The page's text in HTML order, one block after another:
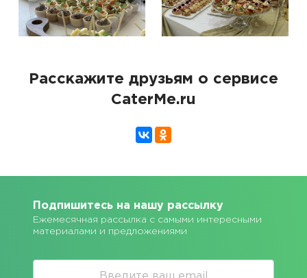
Расскажите друзьям о сервисе
CaterMe.ru
Подпишитесь на нашу рассылку
Ежемесячная рассылка с самыми интересными
материалами и предложениями